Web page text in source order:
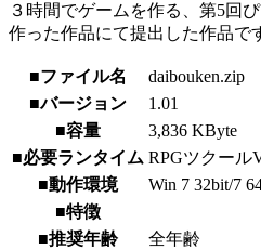
３時間でゲームを作る、第5回
作った作品にて提出した作品で
■ファイル名
daibouken.zip
■バージョン
1.01
■容量
3,836 KByte
■必要ランタイム RPGツクール
■動作環境
Win 7 32bit/7
■特徴
■推奨年齢
全年齢